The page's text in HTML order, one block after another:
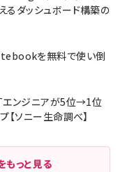
ダッシュボード構築の
を無料で使い倒
エンジニアが5位→1位
【ソニー生命調べ】
もっと見る